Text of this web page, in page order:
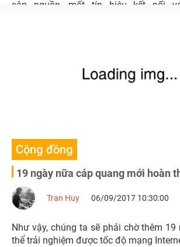
sập nguồn, mất tín hiệu kết nối
Cộng đồng
19 ngày nữa cáp quang mới hoàn
Tran Huy 06/09/2017 10:30:00
Như vậy, chúng ta sẽ phải chờ thêm
thể trải nghiệm được tốc độ mạng